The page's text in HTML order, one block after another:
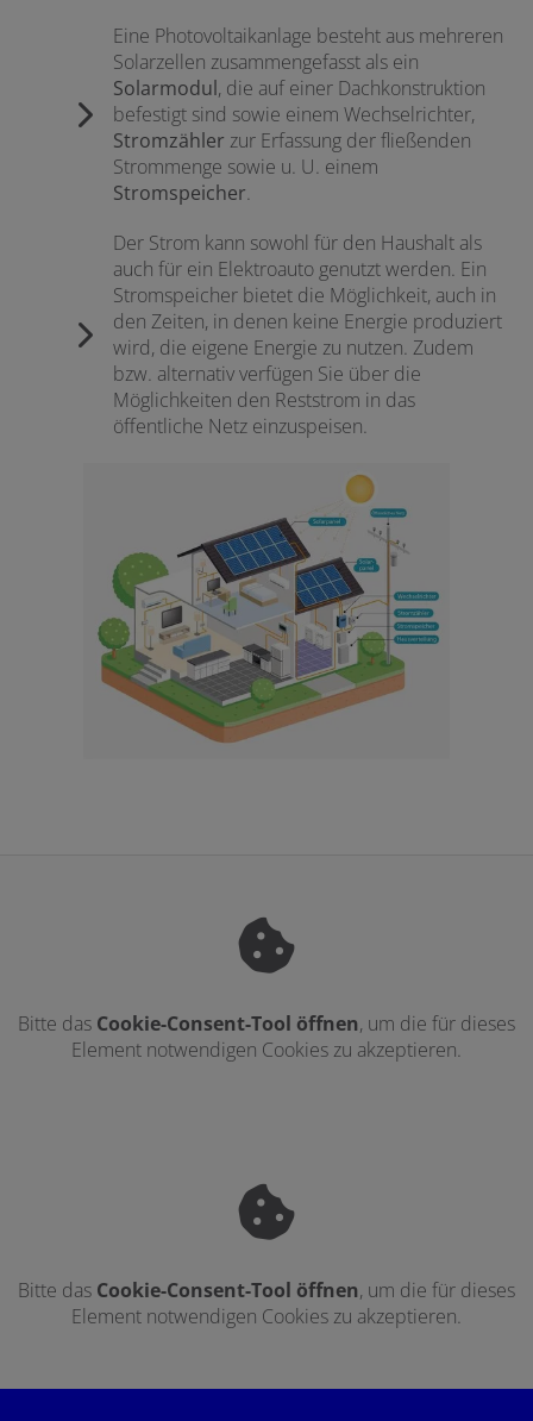
Eine Photovoltaikanlage besteht aus mehreren
Solarzellen zusammengefasst als ein
Solarmodul, die auf einer Dachkonstruktion
befestigt sind sowie einem Wechselrichter,
Stromzähler zur Erfassung der fließenden
Strommenge sowie u. U. einem
Stromspeicher.
Der Strom kann sowohl für den Haushalt als
auch für ein Elektroauto genutzt werden. Ein
Stromspeicher bietet die Möglichkeit, auch in
den Zeiten, in denen keine Energie produziert
wird, die eigene Energie zu nutzen. Zudem
bzw. alternativ verfügen Sie über die
Möglichkeiten den Reststrom in das
öffentliche Netz einzuspeisen.
Bitte das Cookie-Consent-Tool öffnen, um die für dieses
Element notwendigen Cookies zu akzeptieren.
Bitte das Cookie-Consent-Tool öffnen, um die für dieses
Element notwendigen Cookies zu akzeptieren.